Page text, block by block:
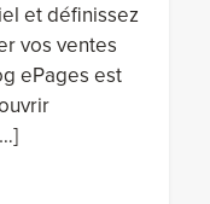
et définissez
vos ventes
ePages est